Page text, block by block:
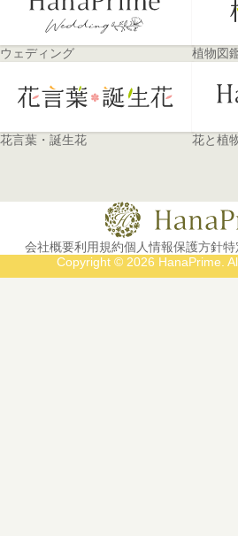
ウェディング 植物図
花言葉・誕生花 花と植
会社概要利用規約個人情報保護方針特
Copyright © 2026 HanaPrime.